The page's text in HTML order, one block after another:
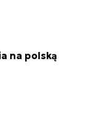
na polską